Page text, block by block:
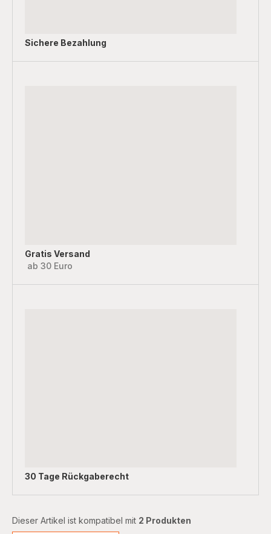
Sichere Bezahlung
Gratis Versand
ab 30 Euro
30 Tage Rückgaberecht
Dieser Artikel ist kompatibel mit 2 Produkten